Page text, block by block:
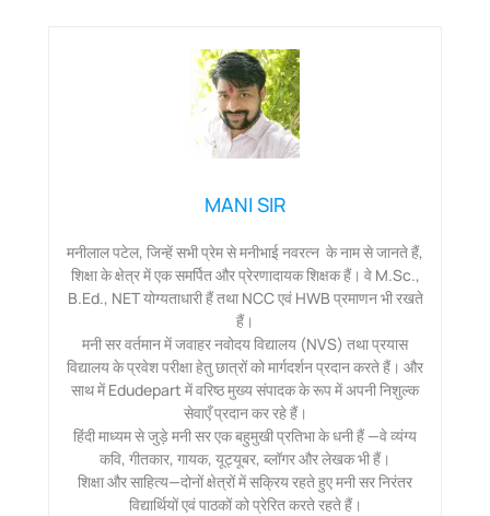
MANI SIR
मनीलाल पटेल, जिन्हें सभी प्रेम से मनीभाई नवरत्न के नाम से जानते हैं,
शिक्षा के क्षेत्र में एक समर्पित और प्रेरणादायक शिक्षक हैं। वे M.Sc.,
B.Ed., NET योग्यताधारी हैं तथा NCC एवं HWB प्रमाणन भी रखते
हैं।
मनी सर वर्तमान में जवाहर नवोदय विद्यालय (NVS) तथा प्रयास
विद्यालय के प्रवेश परीक्षा हेतु छात्रों को मार्गदर्शन प्रदान करते हैं। और
साथ में Edudepart में वरिष्ठ मुख्य संपादक के रूप में अपनी निशुल्क
सेवाएँ प्रदान कर रहे हैं।
हिंदी माध्यम से जुड़े मनी सर एक बहुमुखी प्रतिभा के धनी हैं —वे व्यंग्य
कवि, गीतकार, गायक, यूट्यूबर, ब्लॉगर और लेखक भी हैं।
शिक्षा और साहित्य—दोनों क्षेत्रों में सक्रिय रहते हुए मनी सर निरंतर
विद्यार्थियों एवं पाठकों को प्रेरित करते रहते हैं।